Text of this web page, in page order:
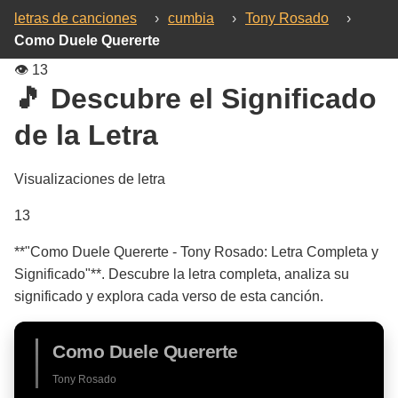
letras de canciones › cumbia › Tony Rosado
›
Como Duele Quererte
👁️ 13
🎵 Descubre el Significado
de la Letra
Visualizaciones de letra
13
**"Como Duele Quererte - Tony Rosado: Letra Completa y
Significado"**. Descubre la letra completa, analiza su
significado y explora cada verso de esta canción.
Como Duele Quererte
Tony Rosado